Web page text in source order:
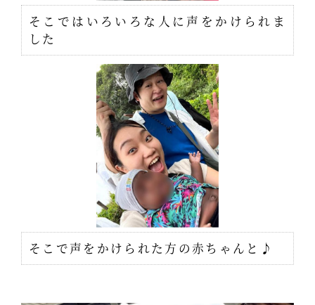
そこではいろいろな人に声をかけられま
した
そこで声をかけられた方の赤ちゃんと♪